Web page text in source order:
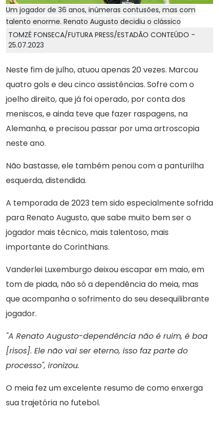
Um jogador de 36 anos, inúmeras contusões, mas com
talento enorme. Renato Augusto decidiu o clássico
TOMZÉ FONSECA/FUTURA PRESS/ESTADÃO CONTEÚDO -
25.07.2023
Neste fim de julho, atuou apenas 20 vezes. Marcou
quatro gols e deu cinco assistências. Sofre com o
joelho direito, que já foi operado, por conta dos
meniscos, e ainda teve que fazer raspagens, na
Alemanha, e precisou passar por uma artroscopia
neste ano.
Não bastasse, ele também penou com a panturilha
esquerda, distendida.
A temporada de 2023 tem sido especialmente sofrida
para Renato Augusto, que sabe muito bem ser o
jogador mais técnico, mais talentoso, mais
importante do Corinthians.
Vanderlei Luxemburgo deixou escapar em maio, em
tom de piada, não só a dependência do meia, mas
que acompanha o sofrimento do seu desequilibrante
jogador.
"A Renato Augusto-dependência não é ruim, é boa
[risos]. Ele não vai ser eterno, isso faz parte do
processo", ironizou.
O meia fez um excelente resumo de como enxerga
sua trajetória no futebol.